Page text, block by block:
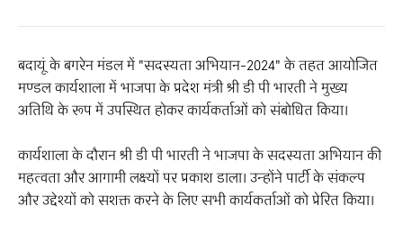
बदायूं के बगरेन मंडल में "सदस्यता अभियान-2024" के तहत आयोजित
मण्डल कार्यशाला में भाजपा के प्रदेश मंत्री श्री डी पी भारती ने मुख्य
अतिथि के रूप में उपस्थित होकर कार्यकर्ताओं को संबोधित किया।
कार्यशाला के दौरान श्री डी पी भारती ने भाजपा के सदस्यता अभियान की
महत्वता और आगामी लक्ष्यों पर प्रकाश डाला। उन्होंने पार्टी के संकल्प
और उद्देश्यों को सशक्त करने के लिए सभी कार्यकर्ताओं को प्रेरित किया।